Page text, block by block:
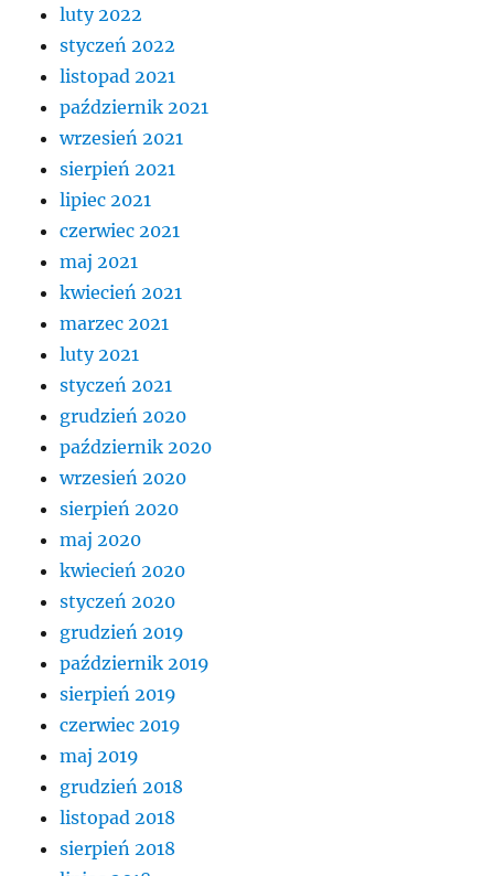
luty 2022
styczeń 2022
listopad 2021
październik 2021
wrzesień 2021
sierpień 2021
lipiec 2021
czerwiec 2021
maj 2021
kwiecień 2021
marzec 2021
luty 2021
styczeń 2021
grudzień 2020
październik 2020
wrzesień 2020
sierpień 2020
maj 2020
kwiecień 2020
styczeń 2020
grudzień 2019
październik 2019
sierpień 2019
czerwiec 2019
maj 2019
grudzień 2018
listopad 2018
sierpień 2018